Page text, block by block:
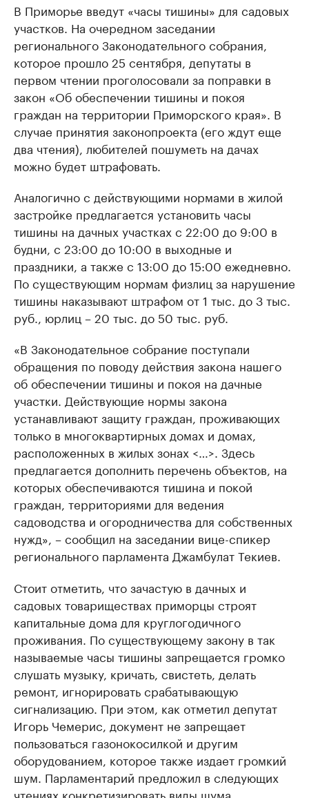
В Приморье введут «часы тишины» для садовых
участков. На очередном заседании
регионального Законодательного собрания,
которое прошло 25 сентября, депутаты в
первом чтении проголосовали за поправки в
закон «Об обеспечении тишины и покоя
граждан на территории Приморского края». В
случае принятия законопроекта (его ждут еще
два чтения), любителей пошуметь на дачах
можно будет штрафовать.
Аналогично с действующими нормами в жилой
застройке предлагается установить часы
тишины на дачных участках с 22:00 до 9:00 в
будни, с 23:00 до 10:00 в выходные и
праздники, а также с 13:00 до 15:00 ежедневно.
По существующим нормам физлиц за нарушение
тишины наказывают штрафом от 1 тыс. до 3 тыс.
руб., юрлиц – 20 тыс. до 50 тыс. руб.
«В Законодательное собрание поступали
обращения по поводу действия закона нашего
об обеспечении тишины и покоя на дачные
участки. Действующие нормы закона
устанавливают защиту граждан, проживающих
только в многоквартирных домах и домах,
расположенных в жилых зонах <…>. Здесь
предлагается дополнить перечень объектов, на
которых обеспечиваются тишина и покой
граждан, территориями для ведения
садоводства и огородничества для собственных
нужд», – сообщил на заседании вице-спикер
регионального парламента Джамбулат Текиев.
Стоит отметить, что зачастую в дачных и
садовых товариществах приморцы строят
капитальные дома для круглогодичного
проживания. По существующему закону в так
называемые часы тишины запрещается громко
слушать музыку, кричать, свистеть, делать
ремонт, игнорировать срабатывающую
сигнализацию. При этом, как отметил депутат
Игорь Чемерис, документ не запрещает
пользоваться газонокосилкой и другим
оборудованием, которое также издает громкий
шум. Парламентарий предложил в следующих
чтениях конкретизировать виды шума.